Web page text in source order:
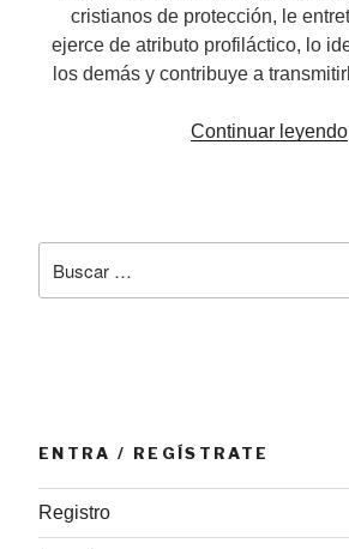
cristianos de protección, le
ejerce de atributo profiláctico, lo
los demás y contribuye a
Continuar leyendo
por:
ENTRA / REGÍSTRATE
Registro